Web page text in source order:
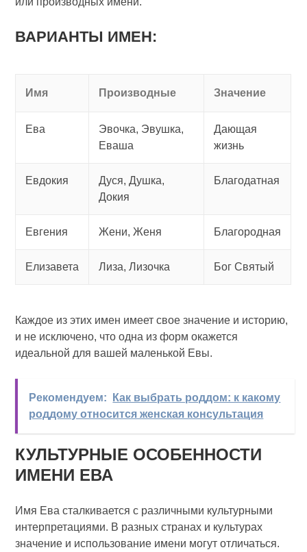
ВАРИАНТЫ ИМЕН:
Имя Производные Значение
Ева
Эвочка, Эвушка,
Еваша
Дающая
жизнь
Евдокия
Дуся, Душка,
Докия
Благодатная
Евгения Жени, Женя Благородная
Елизавета Лиза, Лизочка Бог Святый
Каждое из этих имен имеет свое значение и историю,
и не исключено, что одна из форм окажется
идеальной для вашей маленькой Евы.
Рекомендуем:
Как выбрать роддом: к какому
роддому относится женская консультация
КУЛЬТУРНЫЕ ОСОБЕННОСТИ
ИМЕНИ ЕВА
Имя Ева сталкивается с различными культурными
интерпретациями. В разных странах и культурах
значение и использование имени могут отличаться.